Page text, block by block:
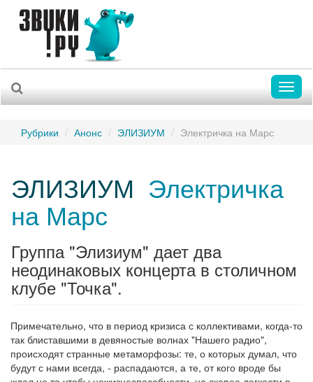
Рубрики Анонс ЭЛИЗИУМ Электричка на Марс
ЭЛИЗИУМ Электричка
на Марс
Группа "Элизиум" дает два
неодинаковых концерта в столичном
клубе "Точка".
Примечательно, что в период кризиса с коллективами, когда-то
так блиставшими в девяностые волнах "Нашего радио",
происходят странные метаморфозы: те, о которых думал, что
будут с нами всегда, - распадаются, а те, от кого вроде бы